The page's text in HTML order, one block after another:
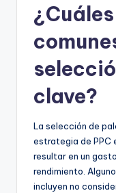
clave?
La selección de
estrategia de PPC
resultar en un
rendimiento.
incluyen no